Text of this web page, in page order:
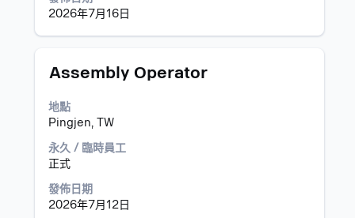
2026年7月16日
資
整
容。
標
Assembly Operator
地點
Pingjen, TW
永久 / 臨時員工
正式
發佈日期
2026年7月12日
選
空
格
以
檢
工
作